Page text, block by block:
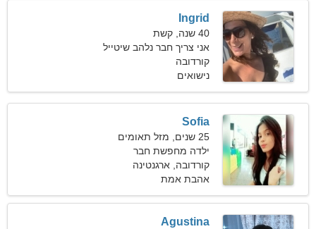
Ingrid
40 שנה, קשת
אני צריך חבר נלהב שיטייל
ביחד
קורדובה
נישואים
Sofia
25 שנים, מזל תאומים
ילדה מחפשת חבר
קורדובה, ארגנטינה
אהבת אמת
Agustina